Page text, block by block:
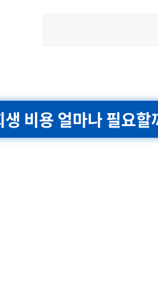
생 비용 얼마나 필요